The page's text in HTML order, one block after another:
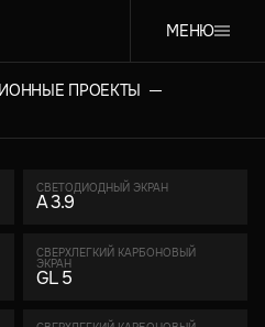
МЕНЮ
ПРОЕКТЫ
СВЕТОДИОДНЫЙ ЭКРАН
A 3.9
СВЕРХЛЕГКИЙ КАРБОНОВЫЙ
ЭКРАН
GL 5